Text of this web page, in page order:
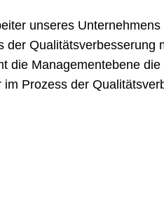
unseres
der Qualitätsverbesserung
die Managementebene
im Prozess der